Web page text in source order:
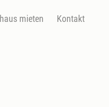
mieten Kontakt